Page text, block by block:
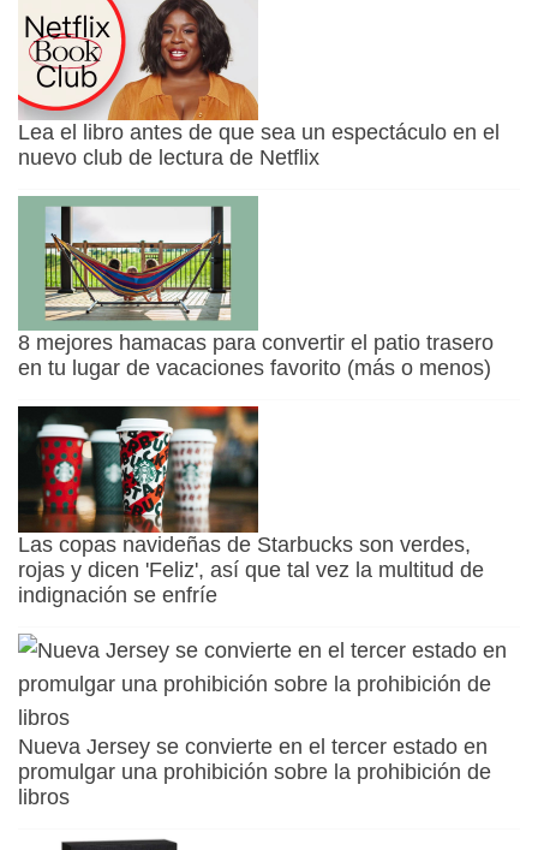
Lea el libro antes de que sea un espectáculo en el
nuevo club de lectura de Netflix
8 mejores hamacas para convertir el patio trasero
en tu lugar de vacaciones favorito (más o menos)
Las copas navideñas de Starbucks son verdes,
rojas y dicen 'Feliz', así que tal vez la multitud de
indignación se enfríe
Nueva Jersey se convierte en el tercer estado en
promulgar una prohibición sobre la prohibición de
libros